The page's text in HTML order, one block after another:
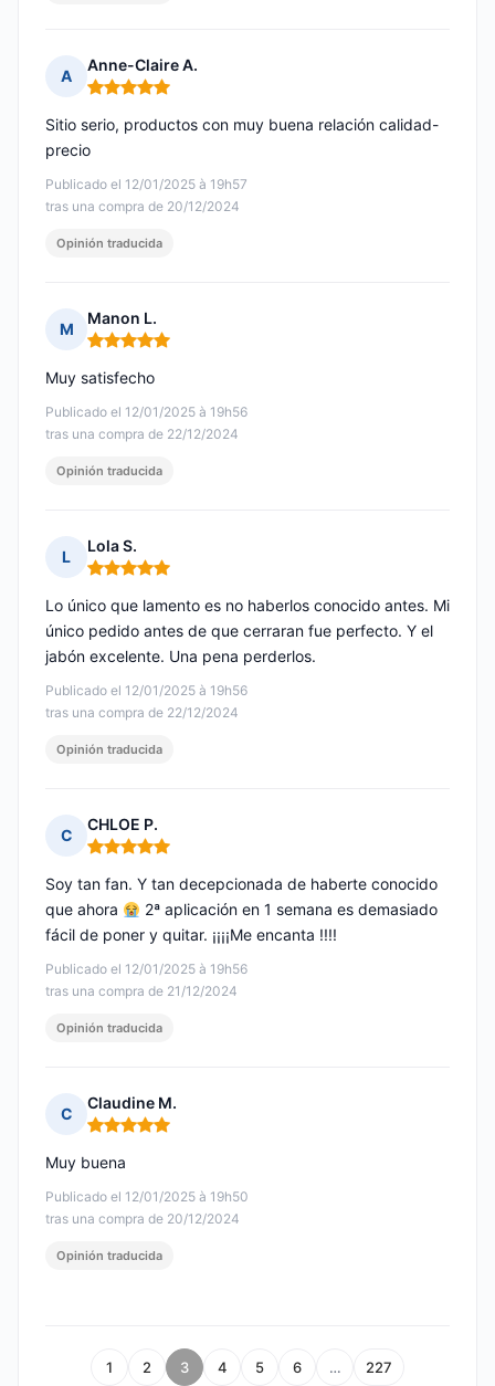
A
Anne-Claire A.
Nota: 5 de 5
Publicado el 12/01/2025 à 19h57
tras una compra de 20/12/2024
Sitio serio, productos con muy buena relación calidad-
precio
Opinión traducida
M
Manon L.
Nota: 5 de 5
Publicado el 12/01/2025 à 19h56
tras una compra de 22/12/2024
Muy satisfecho
Opinión traducida
L
Lola S.
Nota: 5 de 5
Publicado el 12/01/2025 à 19h56
tras una compra de 22/12/2024
Lo único que lamento es no haberlos conocido antes. Mi
único pedido antes de que cerraran fue perfecto. Y el
jabón excelente. Una pena perderlos.
Opinión traducida
C
CHLOE P.
Nota: 5 de 5
Publicado el 12/01/2025 à 19h56
tras una compra de 21/12/2024
Soy tan fan. Y tan decepcionada de haberte conocido
que ahora
2ª aplicación en 1 semana es demasiado
fácil de poner y quitar. ¡¡¡¡Me encanta !!!!
Opinión traducida
C
Claudine M.
Nota: 5 de 5
Publicado el 12/01/2025 à 19h50
tras una compra de 20/12/2024
Muy buena
Opinión traducida
1 2 3 4 5 6 … 227